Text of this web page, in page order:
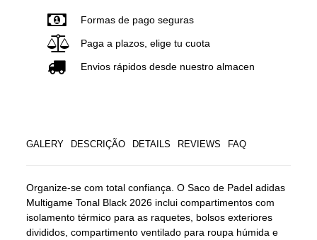
Formas de pago seguras
Paga a plazos, elige tu cuota
Envios rápidos desde nuestro almacen
GALERY DESCRIÇÃO DETAILS REVIEWS FAQ
Organize-se com total confiança. O Saco de Padel adidas
Multigame Tonal Black 2026 inclui compartimentos com
isolamento térmico para as raquetes, bolsos exteriores
divididos, compartimento ventilado para roupa húmida e